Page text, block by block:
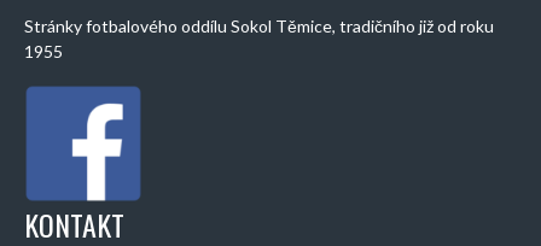
Stránky fotbalového oddílu Sokol Těmice, tradičního již od roku
1955
KONTAKT